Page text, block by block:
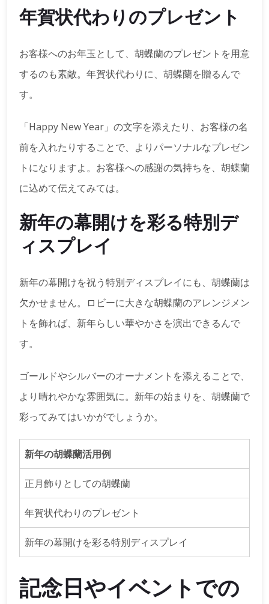
年賀状代わりのプレゼント
お客様へのお年玉として、胡蝶蘭のプレゼントを用意
するのも素敵。年賀状代わりに、胡蝶蘭を贈るんで
す。
「Happy New Year」の文字を添えたり、お客様の名
前を入れたりすることで、よりパーソナルなプレゼン
トになりますよ。お客様への感謝の気持ちを、胡蝶蘭
に込めて伝えてみては。
新年の幕開けを彩る特別デ
ィスプレイ
新年の幕開けを祝う特別ディスプレイにも、胡蝶蘭は
欠かせません。ロビーに大きな胡蝶蘭のアレンジメン
トを飾れば、新年らしい華やかさを演出できるんで
す。
ゴールドやシルバーのオーナメントを添えることで、
より晴れやかな雰囲気に。新年の始まりを、胡蝶蘭で
彩ってみてはいかがでしょうか。
新年の胡蝶蘭活用例
正月飾りとしての胡蝶蘭
年賀状代わりのプレゼント
新年の幕開けを彩る特別ディスプレイ
記念日やイベントでの